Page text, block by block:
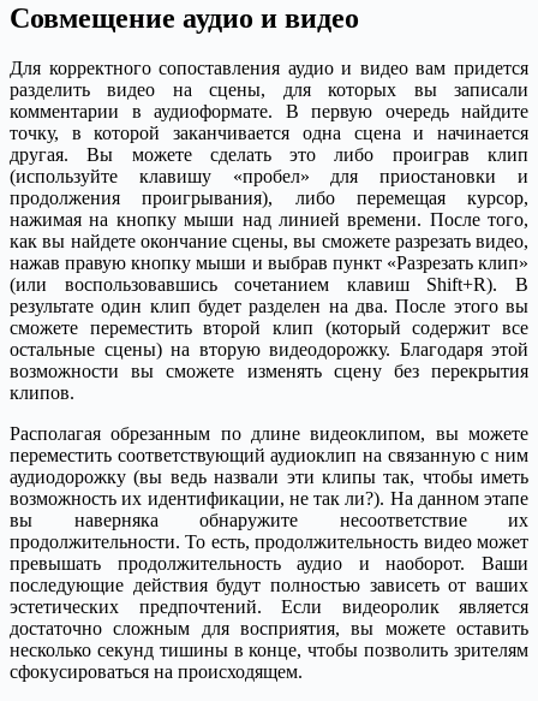
Совмещение аудио и видео
Для корректного сопоставления аудио и видео вам придется
разделить видео на сцены, для которых вы записали
комментарии в аудиоформате. В первую очередь найдите
точку, в которой заканчивается одна сцена и начинается
другая. Вы можете сделать это либо проиграв клип
(используйте клавишу «пробел» для приостановки и
продолжения проигрывания), либо перемещая курсор,
нажимая на кнопку мыши над линией времени. После того,
как вы найдете окончание сцены, вы сможете разрезать видео,
нажав правую кнопку мыши и выбрав пункт «Разрезать клип»
(или воспользовавшись сочетанием клавиш Shift+R). В
результате один клип будет разделен на два. После этого вы
сможете переместить второй клип (который содержит все
остальные сцены) на вторую видеодорожку. Благодаря этой
возможности вы сможете изменять сцену без перекрытия
клипов.
Располагая обрезанным по длине видеоклипом, вы можете
переместить соответствующий аудиоклип на связанную с ним
аудиодорожку (вы ведь назвали эти клипы так, чтобы иметь
возможность их идентификации, не так ли?). На данном этапе
вы наверняка обнаружите несоответствие их
продолжительности. То есть, продолжительность видео может
превышать продолжительность аудио и наоборот. Ваши
последующие действия будут полностью зависеть от ваших
эстетических предпочтений. Если видеоролик является
достаточно сложным для восприятия, вы можете оставить
несколько секунд тишины в конце, чтобы позволить зрителям
сфокусироваться на происходящем.